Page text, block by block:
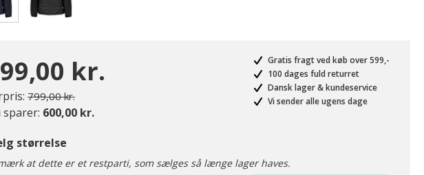
kr.
Pris nedsat fra
799,00 kr.til
sparer: 600,00 kr.
Gratis fragt ved køb over 599,-
100 dages fuld returret
Dansk lager & kundeservice
Vi sender alle ugens dage
størrelse
at dette er et restparti, som sælges så længe lager haves.